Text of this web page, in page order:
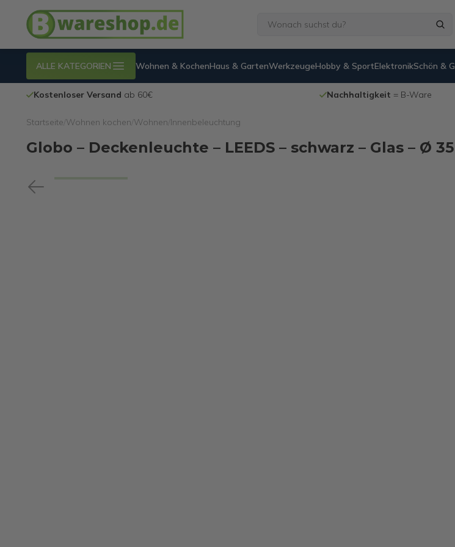
ALLE KATEGORIEN Wohnen & KochenHaus & GartenWerkzeugeHobby & SportElektronikSchön &
Nachhaltigkeit = B-Ware
Kostenloser Versand ab 60€
Startseite Wohnen kochen Wohnen Innenbeleuchtung
Globo – Deckenleuchte – LEEDS – schwarz – Glas – Ø